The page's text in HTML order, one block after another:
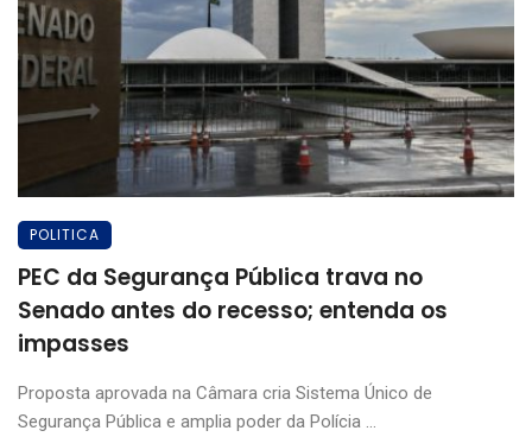
POLITICA
PEC da Segurança Pública trava no
Senado antes do recesso; entenda os
impasses
Proposta aprovada na Câmara cria Sistema Único de
Segurança Pública e amplia poder da Polícia ...